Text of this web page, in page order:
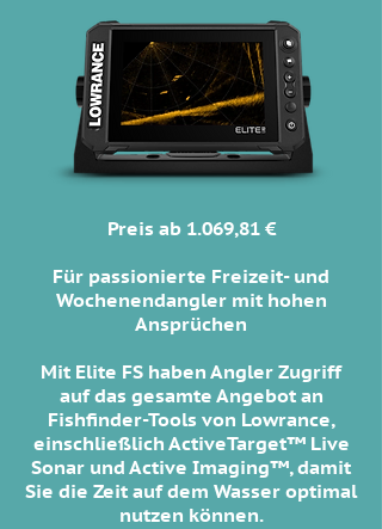
Preis ab 1.069,81 €
Für passionierte Freizeit- und
Wochenendangler mit hohen
Ansprüchen
Mit Elite FS haben Angler Zugriff
auf das gesamte Angebot an
Fishfinder-Tools von Lowrance,
einschließlich ActiveTarget™ Live
Sonar und Active Imaging™, damit
Sie die Zeit auf dem Wasser optimal
nutzen können.